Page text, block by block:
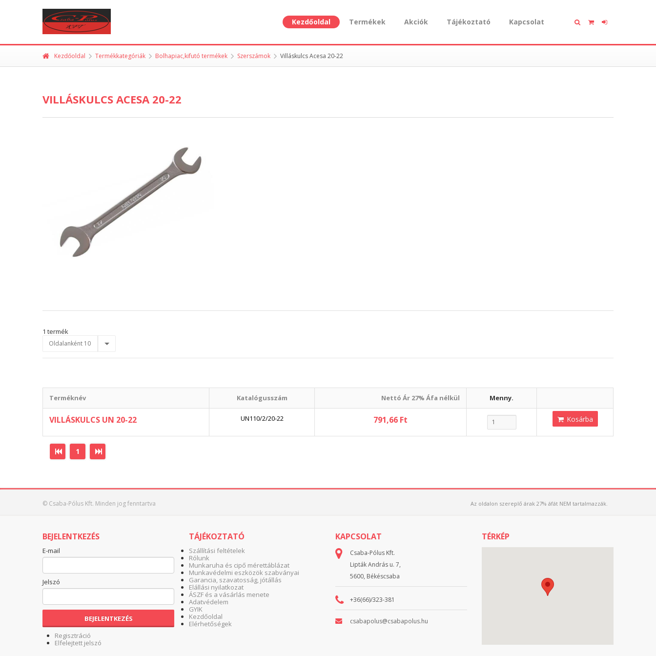
Kezdőoldal Termékek Akciók Tájékoztató Kapcsolat
Kezdőoldal Termékkategóriák Bolhapiac,kifutó termékek Szerszámok Villáskulcs Acesa 20-22
VILLÁSKULCS ACESA 20-22
1 termék
Oldalanként 10
Terméknév Katalógusszám Nettó Ár 27% Áfa nélkül Menny.
VILLÁSKULCS UN 20-22 UN110/2/20-22 791,66 Ft Kosárba
1
© Csaba-Pólus Kft. Minden jog fenntartva Az oldalon szereplő árak 27% áfát NEM tartalmazzák.
BEJELENTKEZÉS
E-mail
Jelszó
BEJELENTKEZÉS
Regisztráció
Elfelejtett jelszó
TÁJÉKOZTATÓ
Szállítási feltételek
Rólunk
Munkaruha és cipő mérettáblázat
Munkavédelmi eszközök szabványai
Garancia, szavatosság, jótállás
Elállási nyilatkozat
ÁSZF és a vásárlás menete
Adatvédelem
GYIK
Kezdőoldal
Elérhetőségek
KAPCSOLAT
Csaba-Pólus Kft.
Lipták András u. 7,
5600, Békéscsaba
+36(66)/323-381
csabapolus@csabapolus.hu
TÉRKÉP